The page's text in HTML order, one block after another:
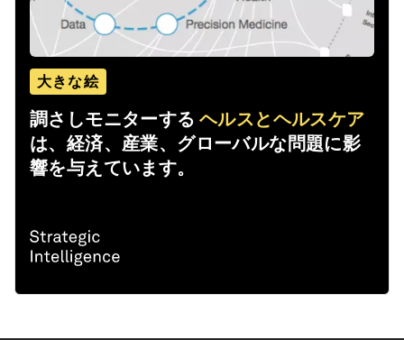
大きな絵
調さしモニターする ヘルスとヘルスケア
は、経済、産業、グローバルな問題に影
響を与えています。